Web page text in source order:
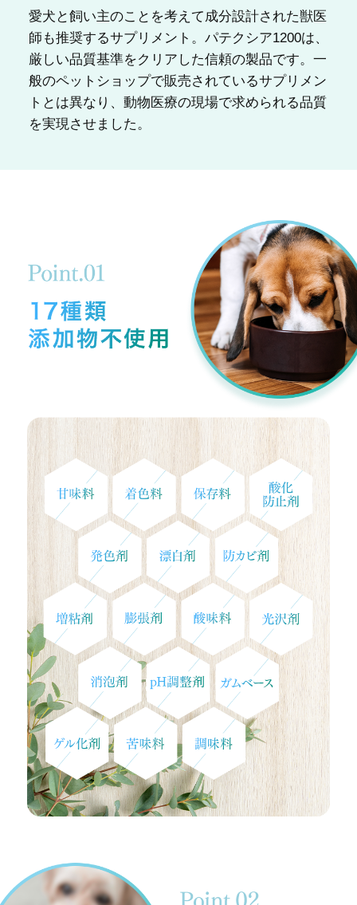
愛犬と飼い主のことを考えて成分設計された獣医
師も推奨するサプリメント。パテクシア1200は、
厳しい品質基準をクリアした信頼の製品です。一
般のペットショップで販売されているサプリメン
トとは異なり、動物医療の現場で求められる品質
を実現させました。